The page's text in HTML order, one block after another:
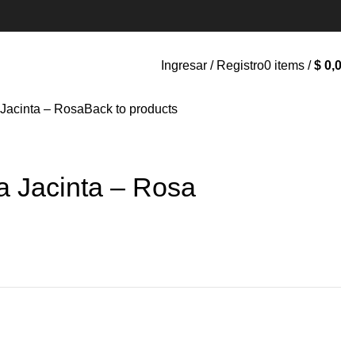
Ingresar / Registro0 items / $
– RosaBack to products
Jacinta – Rosa